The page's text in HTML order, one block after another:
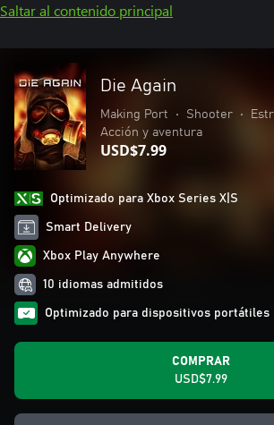
Saltar al contenido principal
Die Again
Making Port • Shooter •
Acción y aventura
USD$7.99
Optimizado para Xbox Series X|S
Smart Delivery
Xbox Play Anywhere
10 idiomas admitidos
Optimizado para dispositivos portátiles
COMPRAR
USD$7.99